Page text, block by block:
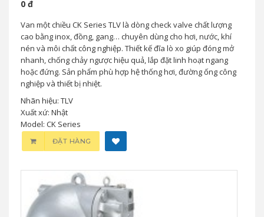
0 đ
Van một chiều CK Series TLV là dòng check valve chất lượng
cao bằng inox, đồng, gang… chuyên dùng cho hơi, nước, khí
nén và môi chất công nghiệp. Thiết kế đĩa lò xo giúp đóng mở
nhanh, chống chảy ngược hiệu quả, lắp đặt linh hoạt ngang
hoặc đứng. Sản phẩm phù hợp hệ thống hơi, đường ống công
nghiệp và thiết bị nhiệt.
Nhãn hiệu: TLV
Xuất xứ: Nhật
Model: CK Series
ĐẶT HÀNG